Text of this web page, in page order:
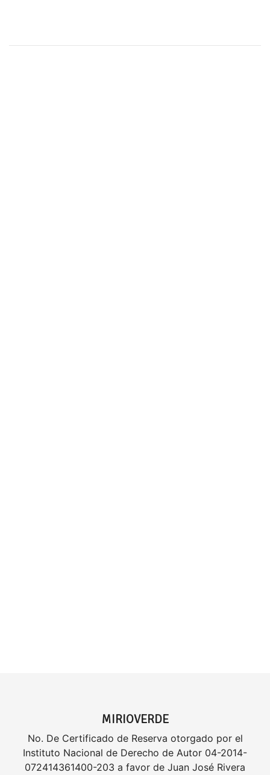
MIRIOVERDE
No. De Certificado de Reserva otorgado por el
Instituto Nacional de Derecho de Autor 04-2014-
072414361400-203 a favor de Juan José Rivera